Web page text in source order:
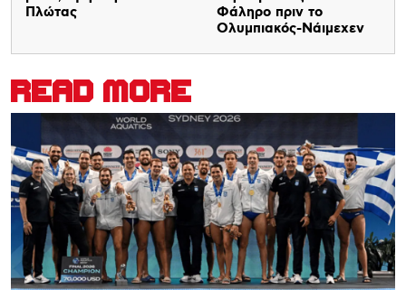
Πλώτας
Φάληρο πριν το
Ολυμπιακός-Νάιμεχεν
READ MORE